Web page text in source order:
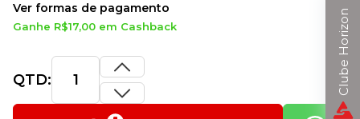
Ver formas de pagamento
Ganhe R$17,00 em Cashback
QTD: Clube Horizon